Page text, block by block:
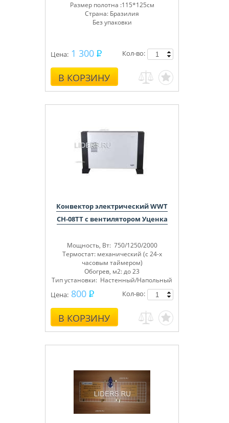
Размер полотна :115*125см
Страна: Бразилия
Без упаковки
Цена: 1 300
В КОРЗИНУ
Кол-во:
Конвектор электрический WWT
CH-08TT с вентилятором Уценка
Мощность, Вт: 750/1250/2000
Термостат: механический (с 24-х
часовым таймером)
Обогрев, м2: до 23
Тип установки: Настенный/Напольный
Цена: 800
В КОРЗИНУ
Кол-во: